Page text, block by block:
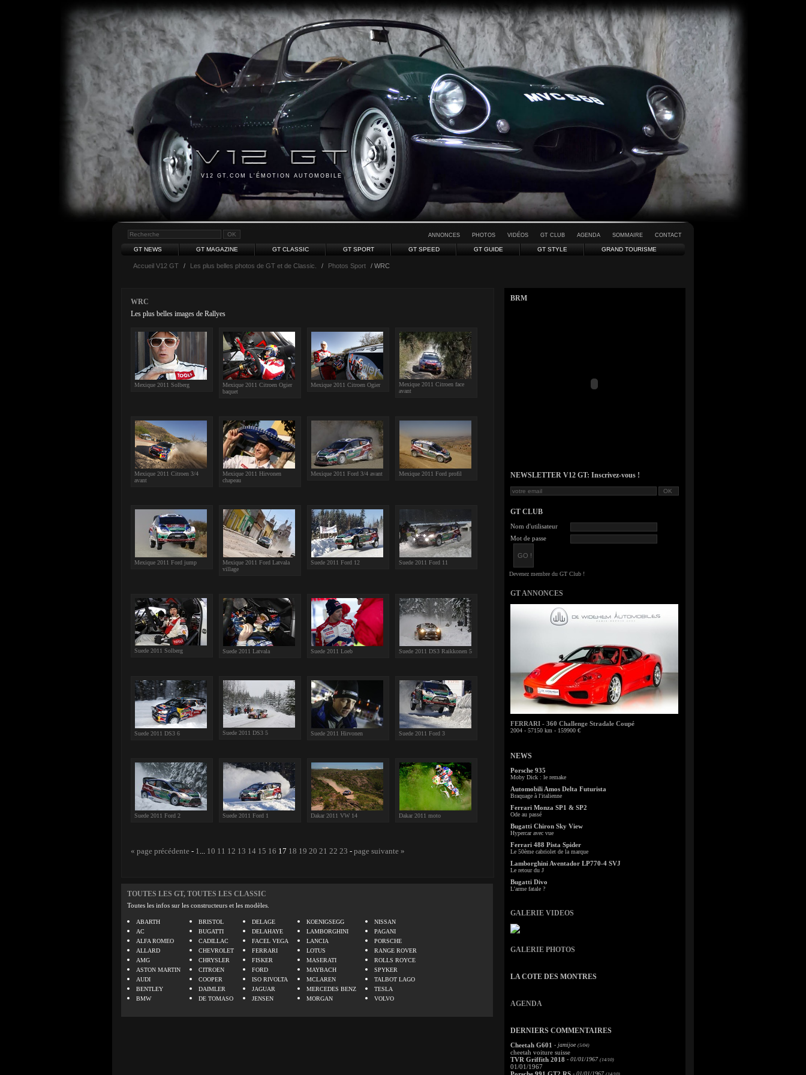
V12 GT.COM L'ÉMOTION AUTOMOBILE
ANNONCES PHOTOS VIDÉOS GT CLUB AGENDA SOMMAIRE CONTACT
GT NEWS GT MAGAZINE GT CLASSIC GT SPORT GT SPEED GT GUIDE GT STYLE GRAND TOURISME
Accueil V12 GT / Les plus belles photos de GT et de Classic. / Photos Sport / WRC
WRC
Les plus belles images de Rallyes
Mexique 2011 Solberg
Mexique 2011 Citroen Ogier
baquet
Mexique 2011 Citroen Ogier
Mexique 2011 Citroen face
avant
Mexique 2011 Citroen 3/4
avant
Mexique 2011 Hirvonen
chapeau
Mexique 2011 Ford 3/4 avant Mexique 2011 Ford profil
Mexique 2011 Ford jump
Mexique 2011 Ford Latvala
village
Suede 2011 Ford 12 Suede 2011 Ford 11
Suede 2011 Solberg Suede 2011 Latvala Suede 2011 Loeb Suede 2011 DS3 Raikkonen 5
Suede 2011 DS3 6 Suede 2011 DS3 5 Suede 2011 Hirvonen Suede 2011 Ford 3
Suede 2011 Ford 2 Suede 2011 Ford 1 Dakar 2011 VW 14 Dakar 2011 moto
« page précédente - 1... 10 11 12 13 14 15 16 17 18 19 20 21 22 23 - page suivante »
TOUTES LES GT, TOUTES LES CLASSIC
Toutes les infos sur les constructeurs et les modèles.
ABARTH
AC
ALFA ROMEO
ALLARD
AMG
ASTON MARTIN
AUDI
BENTLEY
BMW
BRISTOL
BUGATTI
CADILLAC
CHEVROLET
CHRYSLER
CITROEN
COOPER
DAIMLER
DE TOMASO
DELAGE
DELAHAYE
FACEL VEGA
FERRARI
FISKER
FORD
ISO RIVOLTA
JAGUAR
JENSEN
KOENIGSEGG
LAMBORGHINI
LANCIA
LOTUS
MASERATI
MAYBACH
MCLAREN
MERCEDES BENZ
MORGAN
NISSAN
PAGANI
PORSCHE
RANGE ROVER
ROLLS ROYCE
SPYKER
TALBOT LAGO
TESLA
VOLVO
BRM
NEWSLETTER V12 GT: Inscrivez-vous !
GT CLUB
Nom d'utilisateur
Mot de passe
GT ANNONCES
FERRARI - 360 Challenge Stradale Coupé
2004 - 57150 km - 159900 €
NEWS
Porsche 935
Moby Dick : le remake
Automobili Amos Delta Futurista
Braquage à l'italienne
Ferrari Monza SP1 & SP2
Ode au passé
Bugatti Chiron Sky View
Hypercar avec vue
Ferrari 488 Pista Spider
Le 50ème cabriolet de la marque
Lamborghini Aventador LP770-4 SVJ
Le retour du J
Bugatti Divo
L'arme fatale ?
GALERIE VIDEOS
GALERIE PHOTOS
LA COTE DES MONTRES
AGENDA
DERNIERS COMMENTAIRES
Cheetah G601 - jamijoe (5/04)
cheetah voiture suisse
TVR Griffith 2018 - 01/01/1967 (14/10)
01/01/1967
- 01/01/1967